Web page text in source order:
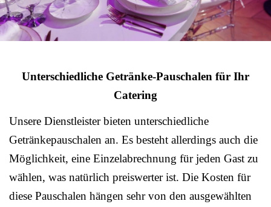
Unterschiedliche Getränke-Pauschalen für Ihr
Catering
Unsere Dienstleister bieten unterschiedliche
Getränkepauschalen an. Es besteht allerdings auch die
Möglichkeit, eine Einzelabrechnung für jeden Gast zu
wählen, was natürlich preiswerter ist. Die Kosten für
diese Pauschalen hängen sehr von den ausgewählten